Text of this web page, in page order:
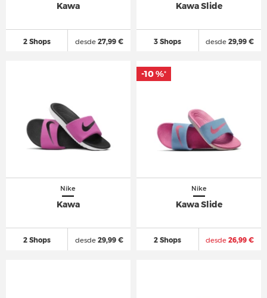
Kawa
2 Shops desde27,99 €
Kawa Slide
3 Shops desde 29,99 €
Nike
Kawa
2 Shops desde29,99 €
Nike
Kawa Slide
2 Shops desde 26,99 €
-10 %*